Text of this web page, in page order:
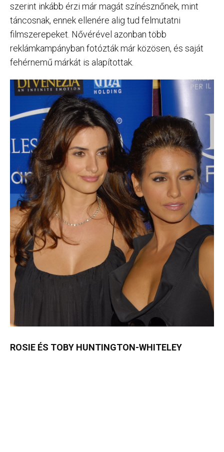
szerint inkább érzi már magát színésznőnek, mint
táncosnak, ennek ellenére alig tud felmutatni
filmszerepeket. Nővérével azonban több
reklámkampányban fotózták már közösen, és saját
fehérnemű márkát is alapítottak.
ROSIE ÉS TOBY HUNTINGTON-WHITELEY